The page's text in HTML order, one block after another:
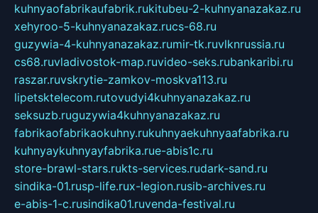
kuhnyaofabrikaufabrik.rukitubeu-2-kuhnyanazakaz.ru
xehyroo-5-kuhnyanazakaz.rucs-68.ru
guzywia-4-kuhnyanazakaz.rumir-tk.ruvlknrussia.ru
cs68.ruvladivostok-map.ruvideo-seks.rubankaribi.ru
raszar.ruvskrytie-zamkov-moskva113.ru
lipetsktelecom.rutovudyi4kuhnyanazakaz.ru
seksuzb.ruguzywia4kuhnyanazakaz.ru
fabrikaofabrikaokuhny.rukuhnyaekuhnyaafabrika.ru
kuhnyaykuhnyayfabrika.rue-abis1c.ru
store-brawl-stars.rukts-services.rudark-sand.ru
sindika-01.rusp-life.rux-legion.rusib-archives.ru
e-abis-1-c.rusindika01.ruvenda-festival.ru